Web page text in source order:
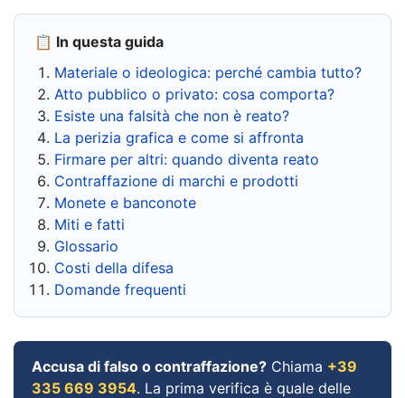
📋 In questa guida
Materiale o ideologica: perché cambia tutto?
Atto pubblico o privato: cosa comporta?
Esiste una falsità che non è reato?
La perizia grafica e come si affronta
Firmare per altri: quando diventa reato
Contraffazione di marchi e prodotti
Monete e banconote
Miti e fatti
Glossario
Costi della difesa
Domande frequenti
Accusa di falso o contraffazione? Chiama +39
335 669 3954. La prima verifica è quale delle